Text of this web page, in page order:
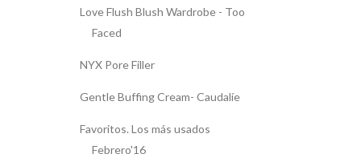
Love Flush Blush Wardrobe - Too
Faced
NYX Pore Filler
Gentle Buffing Cream- Caudalíe
Favoritos. Los más usados
Febrero'16